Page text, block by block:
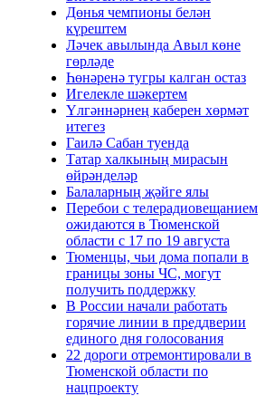
Дөнья чемпионы белән
күрештем
Ләчек авылында Авыл көне
гөрләде
Һөнәренә тугры калган остаз
Игелекле шәкертем
Үлгәннәрнең каберен хөрмәт
итегез
Гаилә Сабан туенда
Татар халкының мирасын
өйрәнделәр
Балаларның җәйге ялы
Перебои с телерадиовещанием
ожидаются в Тюменской
области с 17 по 19 августа
Тюменцы, чьи дома попали в
границы зоны ЧС, могут
получить поддержку
В России начали работать
горячие линии в преддверии
единого дня голосования
22 дороги отремонтировали в
Тюменской области по
нацпроекту